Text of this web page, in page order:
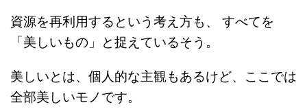
資源を再利用するという考え方も、 すべてを
「美しいもの」と捉えているそう。
美しいとは、個人的な主観もあるけど、ここでは
全部美しいモノです。